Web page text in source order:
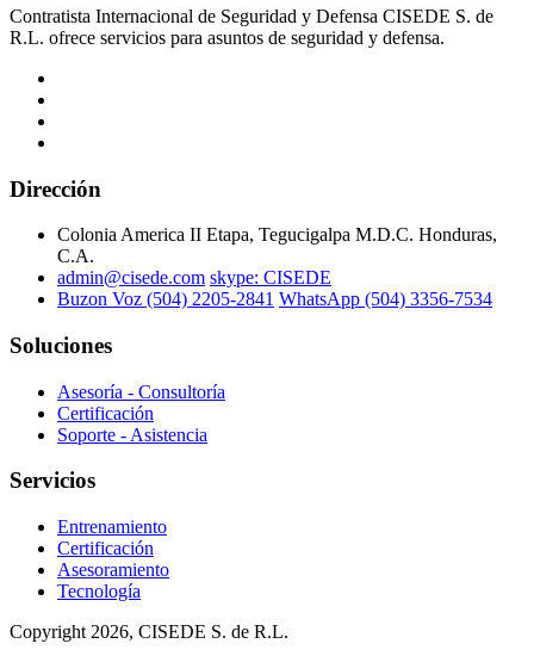
Contratista Internacional de Seguridad y Defensa CISEDE S. de
R.L. ofrece servicios para asuntos de seguridad y defensa.
Dirección
Colonia America II Etapa, Tegucigalpa M.D.C. Honduras,
C.A.
admin@cisede.com skype: CISEDE
Buzon Voz (504) 2205-2841 WhatsApp (504) 3356-7534
Soluciones
Asesoría - Consultoría
Certificación
Soporte - Asistencia
Servicios
Entrenamiento
Certificación
Asesoramiento
Tecnología
Copyright 2026, CISEDE S. de R.L.